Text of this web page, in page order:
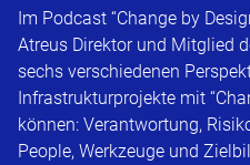
Im Podcast “Change by
Atreus Direktor und Mitglied
sechs verschiedenen
Infrastrukturprojekte mit
können: Verantwortung,
People, Werkzeuge und